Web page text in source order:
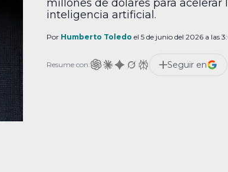
millones de dólares para acelerar
inteligencia artificial.
Por Humberto Toledo el 5 de junio del 2026 a las
Resume con: Seguir en